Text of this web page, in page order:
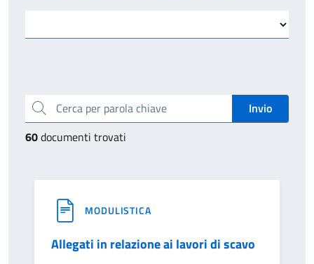
Cerca per parola chiave
60documenti trovati
MODULISTICA
Allegati in relazione ai lavori di scavo